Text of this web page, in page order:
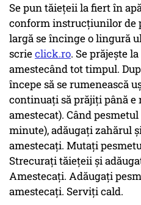
Se pun tăieţeii la fiert în
conform instrucţiunilor de
largă se încinge o lingură
scrieclick.ro. Se prăjeşte
amestecând tot timpul.
începe să se rumenească
continuaţi să prăjiţi până
amestecat). Când
minute), adăugaţi zahărul
amestecaţi. Mutaţi
Strecuraţi tăieţeii şi
Amestecaţi. Adăugaţi
amestecaţi. Serviţi cald.